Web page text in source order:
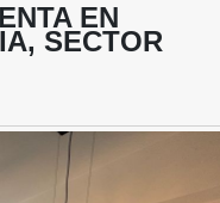
EN
SECTOR